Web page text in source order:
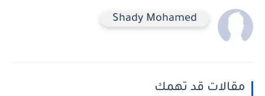
Shady Mohamed
مقالات قد تهمك